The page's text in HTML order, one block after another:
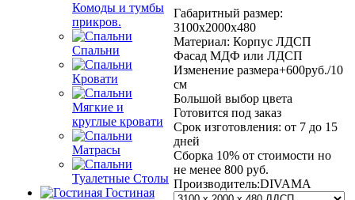
Комоды и тумбы
прикров.
Спальни
Кровати
Мягкие и
круглые кровати
Матрасы
Туалетные Столы
Гостиная
Габаритный размер:
3100х2000х480
Материал: Корпус ЛДСП
Фасад МДФ или ЛДСП
Изменение размера+600руб./10
см
Большой выбор цвета
Готовится под заказ
Срок изготовления: от 7 до 15
дней
Сборка 10% от стоимости но
не менее 800 руб.
Производитель:DIVAMA